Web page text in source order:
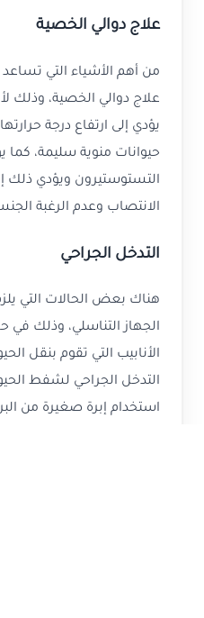
علاج دوالي الخصية
من أهم الأشياء التي تساعد
علاج دوالي الخصية، وذلك
يؤدي إلى ارتفاع درجة حرارتها
حيوانات منوية سليمة، كما
التستوستيرون ويؤدي ذلك
الانتصاب وعدم الرغبة
التدخل الجراحي
هناك بعض الحالات التي
الجهاز التناسلي، وذلك في
الأنابيب التي تقوم بنقل
التدخل الجراحي لشفط
استخدام إبرة صغيرة من